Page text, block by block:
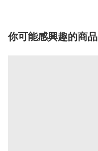
你可能感興趣的商品